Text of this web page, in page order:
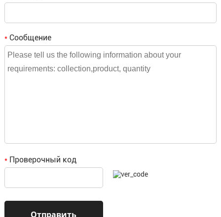
*Сообщение
*Проверочный код